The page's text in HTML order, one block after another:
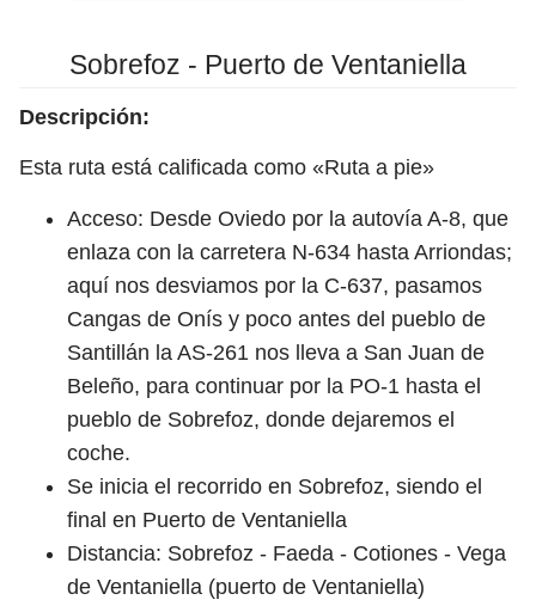
Sobrefoz - Puerto de Ventaniella
Descripción:
Esta ruta está calificada como «Ruta a pie»
Acceso: Desde Oviedo por la autovía A-8, que
enlaza con la carretera N-634 hasta Arriondas;
aquí nos desviamos por la C-637, pasamos
Cangas de Onís y poco antes del pueblo de
Santillán la AS-261 nos lleva a San Juan de
Beleño, para continuar por la PO-1 hasta el
pueblo de Sobrefoz, donde dejaremos el
coche.
Se inicia el recorrido en Sobrefoz, siendo el
final en Puerto de Ventaniella
Distancia: Sobrefoz - Faeda - Cotiones - Vega
de Ventaniella (puerto de Ventaniella)